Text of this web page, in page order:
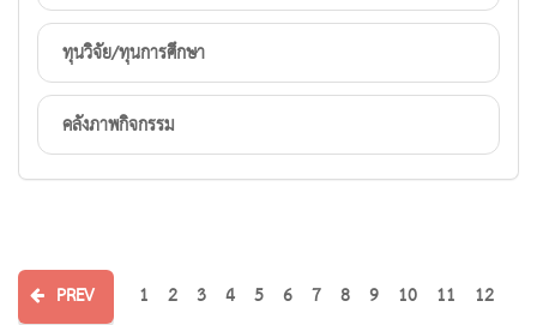
ทุนวิจัย/ทุนการศึกษา
คลังภาพกิจกรรม
PREV 1 2 3 4 5 6 7 8 9 10 11
12